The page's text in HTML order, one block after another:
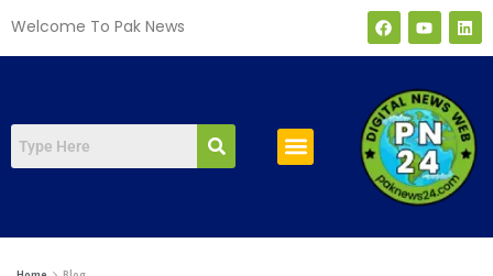
Welcome To Pak News